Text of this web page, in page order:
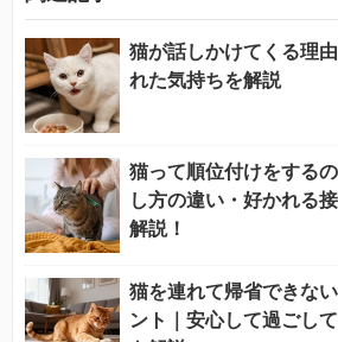
猫が話しかけてくる理
れた気持ちを解説
猫って順位付けをする
し方の違い・好かれる
解説！
猫を連れて帰省できな
ント｜安心して過ごし